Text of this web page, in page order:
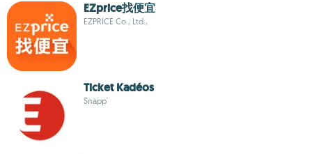
EZprice找便宜
EZPRICE Co., Ltd.,
Ticket Kadéos
Snapp'